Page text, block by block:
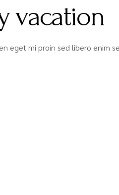
vacation
eget mi proin sed libero enim